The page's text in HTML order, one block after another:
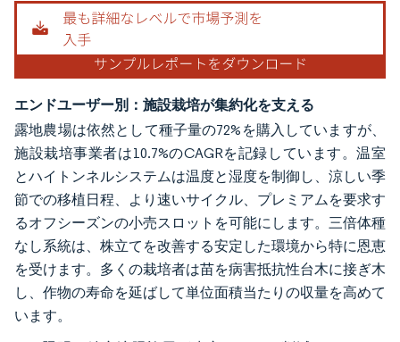
エンドユーザー別：施設栽培が集約化を支える
露地農場は依然として種子量の72%を購入していますが、
施設栽培事業者は10.7%のCAGRを記録しています。温室
とハイトンネルシステムは温度と湿度を制御し、涼しい季
節での移植日程、より速いサイクル、プレミアムを要求す
るオフシーズンの小売スロットを可能にします。三倍体種
なし系統は、株立てを改善する安定した環境から特に恩恵
を受けます。多くの栽培者は苗を病害抵抗性台木に接ぎ木
し、作物の寿命を延ばして単位面積当たりの収量を高めて
います。